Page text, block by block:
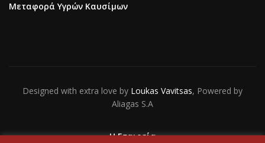
Μεταφορά Υγρών Καυσίμων
Designed with extra love by Loukas Vavitsas, Powered by
Aliagas S.A
Η Εταιρεία